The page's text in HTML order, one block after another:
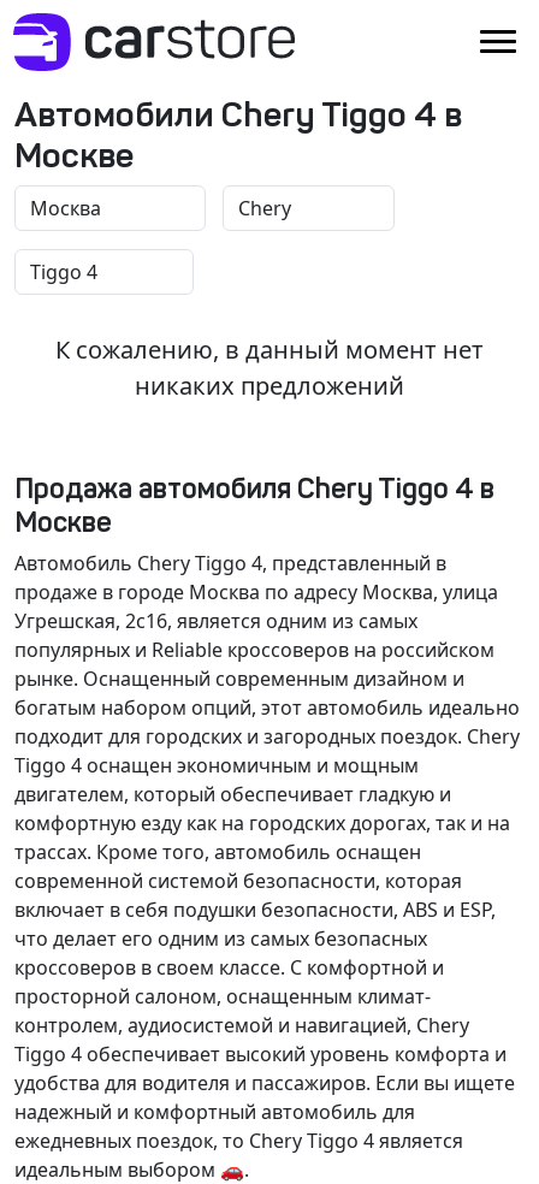
Автомобили Chery Tiggo 4 в
Москве
К сожалению, в данный момент нет
никаких предложений
Продажа автомобиля Chery Tiggo 4 в
Москве
Автомобиль Chery Tiggo 4, представленный в
продаже в городе Москва по адресу Москва, улица
Угрешская, 2с16, является одним из самых
популярных и Reliable кроссоверов на российском
рынке. Оснащенный современным дизайном и
богатым набором опций, этот автомобиль идеально
подходит для городских и загородных поездок. Chery
Tiggo 4 оснащен экономичным и мощным
двигателем, который обеспечивает гладкую и
комфортную езду как на городских дорогах, так и на
трассах. Кроме того, автомобиль оснащен
современной системой безопасности, которая
включает в себя подушки безопасности, ABS и ESP,
что делает его одним из самых безопасных
кроссоверов в своем классе. С комфортной и
просторной салоном, оснащенным климат-
контролем, аудиосистемой и навигацией, Chery
Tiggo 4 обеспечивает высокий уровень комфорта и
удобства для водителя и пассажиров. Если вы ищете
надежный и комфортный автомобиль для
ежедневных поездок, то Chery Tiggo 4 является
идеальным выбором 🚗.